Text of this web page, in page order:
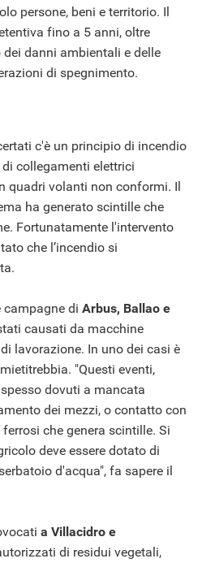
persone, beni e territorio. Il
fino a 5 anni, oltre
danni ambientali e delle
di spegnimento.
c'è un principio di incendio
collegamenti elettrici
quadri volanti non conformi. Il
ha generato scintille che
Fortunatamente l'intervento
che l’incendio si
campagne di Arbus, Ballao e
causati da macchine
lavorazione. In uno dei casi è
"Questi eventi,
dovuti a mancata
dei mezzi, o contatto con
che genera scintille. Si
deve essere dotato di
d'acqua", fa sapere il
a Villacidro e
di residui vegetali,